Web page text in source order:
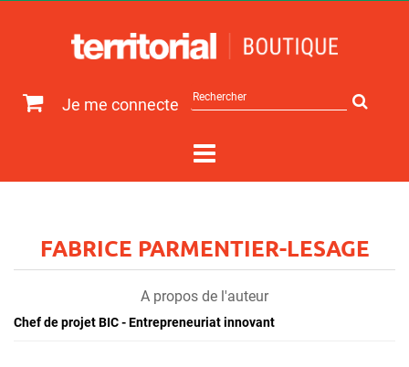
Je me connecte
sur
FABRICE PARMENTIER-LESAGE
A propos de l'auteur
Chef de projet BIC - Entrepreneuriat innovant